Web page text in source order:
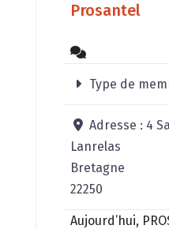
Prosantel
Type de
Adresse : 4
Lanrelas
Bretagne
22250
Aujourd’hui,